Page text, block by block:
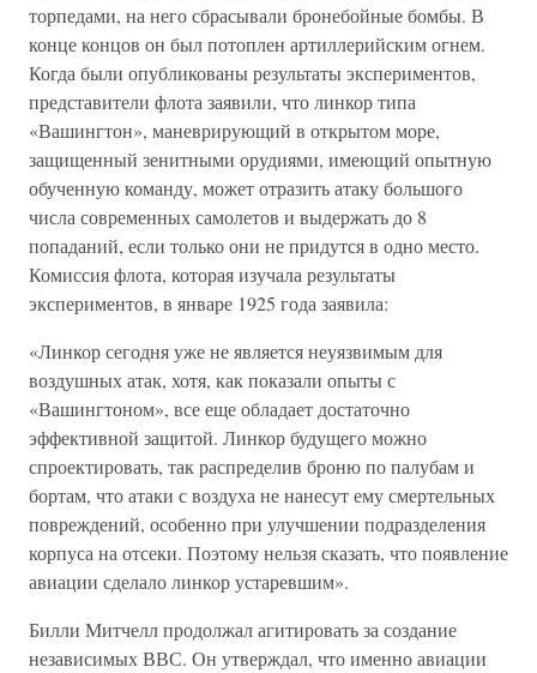
торпедами, на него сбрасывали бронебойные бомбы. В
конце концов он был потоплен артиллерийским огнем.
Когда были опубликованы результаты экспериментов,
представители флота заявили, что линкор типа
«Вашингтон», маневрирующий в открытом море,
защищенный зенитными орудиями, имеющий опытную
обученную команду, может отразить атаку большого
числа современных самолетов и выдержать до 8
попаданий, если только они не придутся в одно место.
Комиссия флота, которая изучала результаты
экспериментов, в январе 1925 года заявила:
«Линкор сегодня уже не является неуязвимым для
воздушных атак, хотя, как показали опыты с
«Вашингтоном», все еще обладает достаточно
эффективной защитой. Линкор будущего можно
спроектировать, так распределив броню по палубам и
бортам, что атаки с воздуха не нанесут ему смертельных
повреждений, особенно при улучшении подразделения
корпуса на отсеки. Поэтому нельзя сказать, что появление
авиации сделало линкор устаревшим».
Билли Митчелл продолжал агитировать за создание
независимых ВВС. Он утверждал, что именно авиации